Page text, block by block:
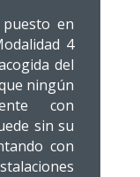
puesto en
4
del
ningún
con
sin su
con